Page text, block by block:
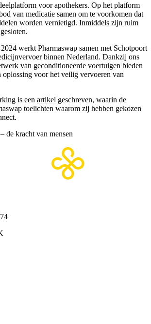
voor apothekers. Op het platform
van medicatie samen om te voorkomen dat
worden vernietigd. Inmiddels zijn ruim
werkt Pharmaswap samen met Schotpoort
binnen Nederland. Dankzij ons
van geconditioneerde voertuigen bieden
oplossing voor het veilig vervoeren van
is een artikel geschreven, waarin de
toelichten waarom zij hebben gekozen
de kracht van mensen